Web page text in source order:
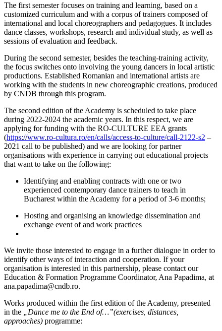
The first semester focuses on training and learning, based on a
customized curriculum and with a corpus of trainers composed of
international and local choreographers and pedagogues. It includes
dance classes, workshops, research and individual study, as well as
sessions of evaluation and feedback.
During the second semester, besides the teaching-training activity,
the focus switches onto involving the young dancers in local artistic
productions. Established Romanian and international artists are
working with the students in new choreographic creations, produced
by CNDB through this program.
The second edition of the Academy is scheduled to take place
during 2022-2024 the academic years. In this respect, we are
applying for funding with the RO-CULTURE EEA grants
(https://www.ro-cultura.ro/en/calls/access-to-culture/call-2122-s2 –
2021 call to be published) and we are looking for partner
organisations with experience in carrying out educational projects
that want to take on the following:
Identifying and enabling contracts with one or two
experienced contemporary dance trainers to teach in
Bucharest within the Academy for a period of 3-6 months;
Hosting and organising an knowledge dissemination and
exchange event of and work practices
We invite those interested to engage in a further dialogue in order to
identify other ways of interaction and cooperation. If your
organisation is interested in this partnership, please contact our
Education & Formation Programme Coordinator, Ana Papadima, at
ana.papadima@cndb.ro.
Works produced within the first edition of the Academy, presented
in the
„Dance me to the End of…”(exercises, distances,
approaches) programme: